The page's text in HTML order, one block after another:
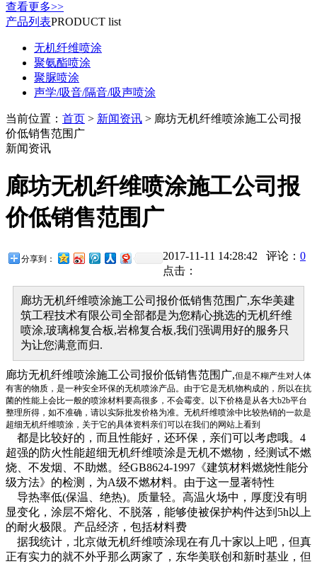
查看更多>>
产品列表PRODUCT list
无机纤维喷涂
聚氨酯喷涂
聚脲喷涂
声学/吸音/隔音/吸声喷涂
当前位置： 首页 > 新闻资讯 > 廊坊无机纤维喷涂施工公司报
价低销售范围广
新闻资讯
廊坊无机纤维喷涂施工公司报
价低销售范围广
分享到： 2017-11-11 14:28:42 评论： 0
点击：
廊坊无机纤维喷涂施工公司报价低销售范围广,东华美建
筑工程技术有限公司全部都是为您精心挑选的无机纤维
喷涂,玻璃棉复合板,岩棉复合板,我们强调用好的服务只
为让您满意而归.
廊坊无机纤维喷涂施工公司报价低销售范围广,但是不糊产生对人体
有害的物质，是一种安全环保的无机喷涂产品。由于它是无机物构成的，所以在抗
菌的性能上会比一般的喷涂材料要高很多，不会霉变。以下价格是从各大b2b平台
整理所得，如不准确，请以实际批发价格为准。无机纤维喷涂中比较热销的一款是
超细无机纤维喷涂，关于它的具体资料亲们可以在我们的网站上看到
都是比较好的，而且性能好，还环保，亲们可以考虑哦。4
超强的防火性能超细无机纤维喷涂是无机不燃物，经测试不燃
烧、不发烟、不助燃。经GB8624-1997《建筑材料燃烧性能分
级方法》的检测，为A级不燃材料。由于这一显著特性
导热率低(保温、绝热)。质量轻。高温火场中，厚度没有明
显变化，涂层不熔化、不脱落，能够使被保护构件达到5h以上
的耐火极限。产品经济，包括材料费
据我统计，北京做无机纤维喷涂现在有几十家以上吧，但真
正有实力的就不外乎那么两家了，东华美联创和新时基业，但